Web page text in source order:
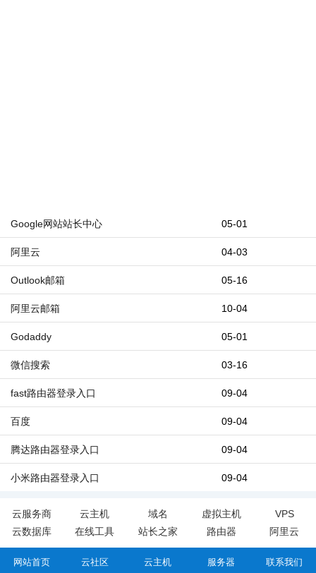
05-01
Google网站站长中心
04-03
阿里云
05-16
Outlook邮箱
10-04
阿里云邮箱
05-01
Godaddy
03-16
微信搜索
09-04
fast路由器登录入口
09-04
百度
09-04
腾达路由器登录入口
09-04
小米路由器登录入口
云服务商 云主机 域名 虚拟主机
VPS
云数据库
在线工具 站长之家 路由器 阿里云
网站首页 云社区 云主机 服务器 联系我们